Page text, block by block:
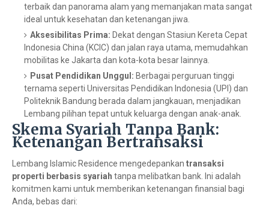
terbaik dan panorama alam yang memanjakan mata sangat
ideal untuk kesehatan dan ketenangan jiwa.
Aksesibilitas Prima: Dekat dengan Stasiun Kereta Cepat
Indonesia China (KCIC) dan jalan raya utama, memudahkan
mobilitas ke Jakarta dan kota-kota besar lainnya.
Pusat Pendidikan Unggul: Berbagai perguruan tinggi
ternama seperti Universitas Pendidikan Indonesia (UPI) dan
Politeknik Bandung berada dalam jangkauan, menjadikan
Lembang pilihan tepat untuk keluarga dengan anak-anak.
Skema Syariah Tanpa Bank:
Ketenangan Bertransaksi
Lembang Islamic Residence mengedepankan transaksi
properti berbasis syariah tanpa melibatkan bank. Ini adalah
komitmen kami untuk memberikan ketenangan finansial bagi
Anda, bebas dari: